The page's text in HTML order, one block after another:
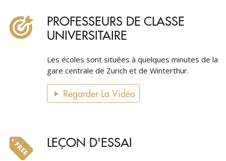
PROFESSEURS DE CLASSE
UNIVERSITAIRE
Les écoles sont situées à quelques minutes de la
gare centrale de Zurich et de Winterthur.
Regarder La Vidéo
LEÇON D'ESSAI